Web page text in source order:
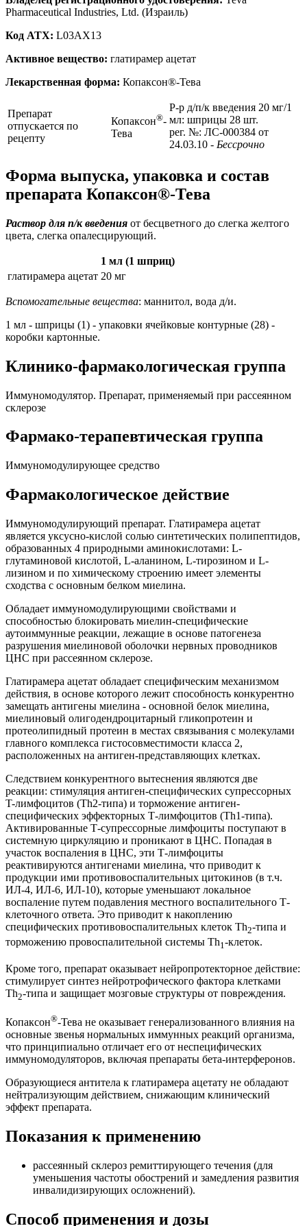
Pharmaceutical Industries, Ltd. (Израиль)
Код ATX: L03AX13
Активное вещество: глатирамер ацетат
Лекарственная форма: Копаксон®-Тева
Препарат
отпускается по
рецепту
Копаксон®-
Тева
Р-р д/п/к введения 20 мг/1
мл: шприцы 28 шт.
рег. №: ЛС-000384 от
24.03.10 - Бессрочно
Форма выпуска, упаковка и состав
препарата Копаксон®-Тева
Раствор для п/к введения от бесцветного до слегка желтого
цвета, слегка опалесцирующий.
1 мл (1 шприц)
глатирамера ацетат 20 мг
Вспомогательные вещества: маннитол, вода д/и.
1 мл - шприцы (1) - упаковки ячейковые контурные (28) -
коробки картонные.
Клинико-фармакологическая группа
Иммуномодулятор. Препарат, применяемый при рассеянном
склерозе
Фармако-терапевтическая группа
Иммуномодулирующее средство
Фармакологическое действие
Иммуномодулирующий препарат. Глатирамера ацетат
является уксусно-кислой солью синтетических полипептидов,
образованных 4 природными аминокислотами: L-
глутаминовой кислотой, L-аланином, L-тирозином и L-
лизином и по химическому строению имеет элементы
сходства с основным белком миелина.
Обладает иммуномодулирующими свойствами и
способностью блокировать миелин-специфические
аутоиммунные реакции, лежащие в основе патогенеза
разрушения миелиновой оболочки нервных проводников
ЦНС при рассеянном склерозе.
Глатирамера ацетат обладает специфическим механизмом
действия, в основе которого лежит способность конкурентно
замещать антигены миелина - основной белок миелина,
миелиновый олигодендроцитарный гликопротеин и
протеолипидный протеин в местах связывания с молекулами
главного комплекса гистосовместимости класса 2,
расположенных на антиген-представляющих клетках.
Следствием конкурентного вытеснения являются две
реакции: стимуляция антиген-специфических супрессорных
T-лимфоцитов (Th2-типа) и торможение антиген-
специфических эффекторных Т-лимфоцитов (Th1-типа).
Активированные Т-супрессорные лимфоциты поступают в
системную циркуляцию и проникают в ЦНС. Попадая в
участок воспаления в ЦНС, эти Т-лимфоциты
реактивируются антигенами миелина, что приводит к
продукции ими противовоспалительных цитокинов (в т.ч.
ИЛ-4, ИЛ-6, ИЛ-10), которые уменьшают локальное
воспаление путем подавления местного воспалительного Т-
клеточного ответа. Это приводит к накоплению
специфических противовоспалительных клеток Th2-типа и
торможению провоспалительной системы Th1-клеток.
Кроме того, препарат оказывает нейропротекторное действие:
стимулирует синтез нейротрофического фактора клетками
Th2-типа и защищает мозговые структуры от повреждения.
Копаксон®-Тева не оказывает генерализованного влияния на
основные звенья нормальных иммунных реакций организма,
что принципиально отличает его от неспецифических
иммуномодуляторов, включая препараты бета-интерферонов.
Образующиеся антитела к глатирамера ацетату не обладают
нейтрализующим действием, снижающим клинический
эффект препарата.
Показания к применению
рассеянный склероз ремиттирующего течения (для
уменьшения частоты обострений и замедления развития
инвалидизирующих осложнений).
Способ применения и дозы